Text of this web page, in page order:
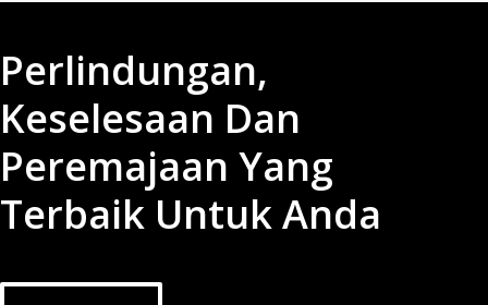
Perlindungan,
Keselesaan Dan
Peremajaan Yang
Terbaik Untuk Anda